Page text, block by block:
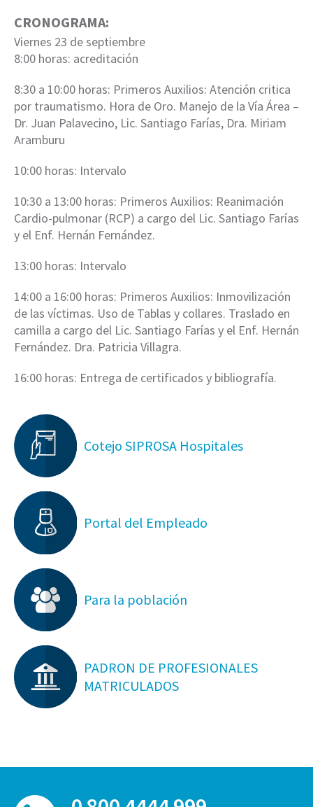
CRONOGRAMA:
Viernes 23 de septiembre
8:00 horas: acreditación
8:30 a 10:00 horas: Primeros Auxilios: Atención critica
por traumatismo. Hora de Oro. Manejo de la Vía Área –
Dr. Juan Palavecino, Lic. Santiago Farías, Dra. Miriam
Aramburu
10:00 horas: Intervalo
10:30 a 13:00 horas: Primeros Auxilios: Reanimación
Cardio-pulmonar (RCP) a cargo del Lic. Santiago Farías
y el Enf. Hernán Fernández.
13:00 horas: Intervalo
14:00 a 16:00 horas: Primeros Auxilios: Inmovilización
de las víctimas. Uso de Tablas y collares. Traslado en
camilla a cargo del Lic. Santiago Farías y el Enf. Hernán
Fernández. Dra. Patricia Villagra.
16:00 horas: Entrega de certificados y bibliografía.
Cotejo SIPROSA Hospitales
Portal del Empleado
Para la población
PADRON DE PROFESIONALES
MATRICULADOS